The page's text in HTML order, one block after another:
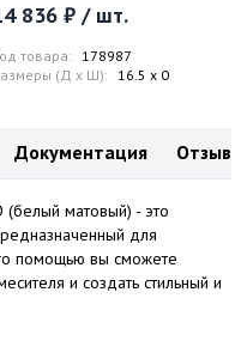
836 ₽ / шт.
товара: 178987
(Д x Ш):
16.5 x 0
Документация
матовый) - это
для
помощью вы сможете
и создать стильный и